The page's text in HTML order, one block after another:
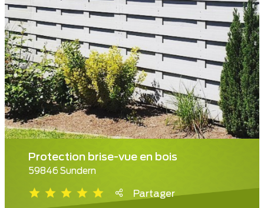
Protection brise-vue en bois
59846 Sundern
Partager